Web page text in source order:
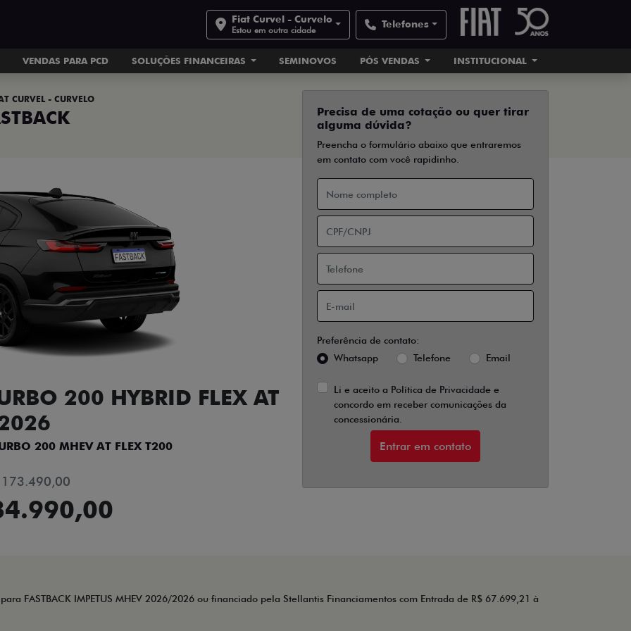
Fiat Curvel - Curvelo
Estou em outra cidade Telefones
VENDAS PARA PCD SOLUÇÕES FINANCEIRAS SEMINOVOS PÓS VENDAS INSTITUCIONAL
CURVEL - CURVELO
200 HYBRID FLEX AT
200 MHEV AT FLEX T200
Precisa de uma cotação ou quer tirar
alguma dúvida?
Preencha o formulário abaixo que entraremos
em contato com você rapidinho.
Preferência de contato:
Whatsapp
Telefone Email
Li e aceito a Política de Privacidade e
concordo em receber comunicações da
concessionária.
Entrar em contato
FASTBACK IMPETUS MHEV 2026/2026 ou financiado pela Stellantis Financiamentos com Entrada de R$ 67.699,21 à